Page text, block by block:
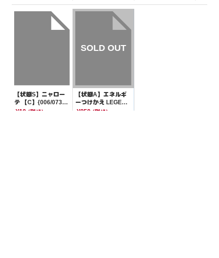
【状態S】ニャロー
テ 【C】{006/073}
[SV1a]
¥10 (税込)
【状態A】エネルギ
ーつけかえ LEGEND
【-】{063/070}[その
¥850 (税込)